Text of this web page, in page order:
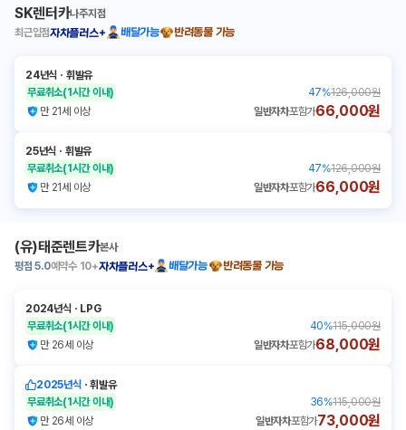
SK렌터카나주지점
최근입점자차플러스+ 배달가능 반려동물 가능
24년식 ㆍ 휘발유
무료취소(1시간 이내) 47%126,000원
만 21세 이상
일반자차포함가66,000원
25년식 ㆍ 휘발유
무료취소(1시간 이내) 47%126,000원
만 21세 이상
일반자차포함가66,000원
(유)태준렌트카본사
평점 5.0예약수 10+자차플러스+ 배달가능 반려동물 가능
2024년식 ㆍ LPG
무료취소(1시간 이내) 40%115,000원
만 26세 이상
일반자차포함가68,000원
2025년식 ㆍ휘발유
무료취소(1시간 이내) 36%115,000원
만 26세 이상
일반자차포함가73,000원